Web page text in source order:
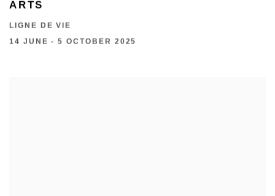
ARTS
LIGNE DE VIE
14 JUNE - 5 OCTOBER 2025